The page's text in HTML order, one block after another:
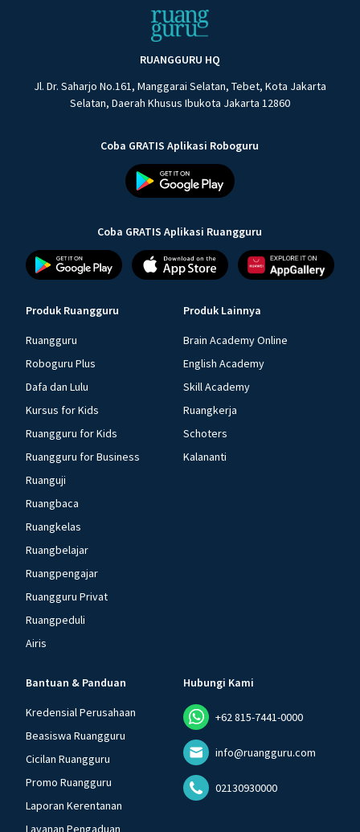
RUANGGURU HQ
Jl. Dr. Saharjo No.161, Manggarai Selatan, Tebet, Kota Jakarta
Selatan, Daerah Khusus Ibukota Jakarta 12860
Coba GRATIS Aplikasi Roboguru
Coba GRATIS Aplikasi Ruangguru
Produk Ruangguru
Ruangguru
Roboguru Plus
Dafa dan Lulu
Kursus for Kids
Ruangguru for Kids
Ruangguru for Business
Ruanguji
Ruangbaca
Ruangkelas
Ruangbelajar
Ruangpengajar
Ruangguru Privat
Ruangpeduli
Airis
Produk Lainnya
Brain Academy Online
English Academy
Skill Academy
Ruangkerja
Schoters
Kalananti
Bantuan & Panduan
Kredensial Perusahaan
Beasiswa Ruangguru
Cicilan Ruangguru
Promo Ruangguru
Laporan Kerentanan
Layanan Pengaduan
Hubungi Kami
+62 815-7441-0000
info@ruangguru.com
02130930000